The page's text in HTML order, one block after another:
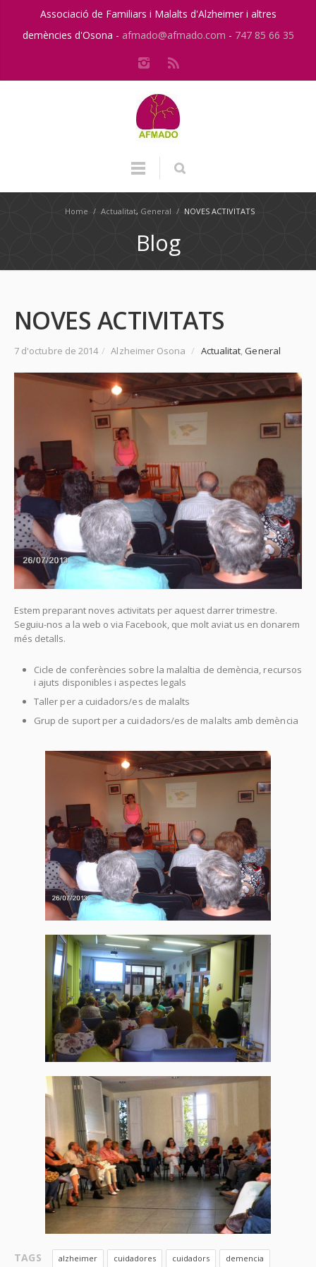
Associació de Familiars i Malalts d'Alzheimer i altres
demències d'Osona - afmado@afmado.com - 747 85 66 35
Home / Actualitat, General / NOVES ACTIVITATS
Blog
NOVES ACTIVITATS
7 d'octubre de 2014 / Alzheimer Osona / Actualitat,General
Estem preparant noves activitats per aquest darrer trimestre.
Seguiu-nos a la web o via Facebook, que molt aviat us en donarem
més detalls.
Cicle de conferències sobre la malaltia de demència, recursos
i ajuts disponibles i aspectes legals
Taller per a cuidadors/es de malalts
Grup de suport per a cuidadors/es de malalts amb demència
TAGS alzheimer cuidadores cuidadors demencia